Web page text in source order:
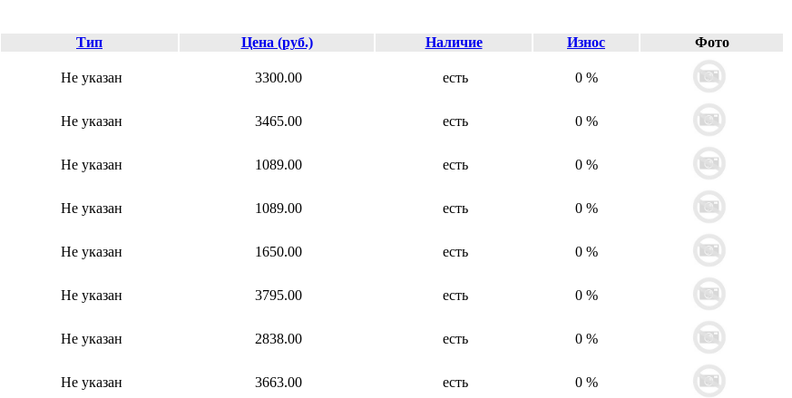
Тип Цена (руб.) Наличие Износ Фото
Не указан 3300.00 есть 0 %
Не указан 3465.00 есть 0 %
Не указан 1089.00 есть 0 %
Не указан 1089.00 есть 0 %
Не указан 1650.00 есть 0 %
Не указан 3795.00 есть 0 %
Не указан 2838.00 есть 0 %
Не указан 3663.00 есть 0 %